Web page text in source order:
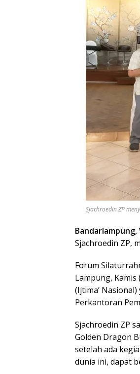
Sjachroedin ZP
Sjachroedin ZP,
Forum
Lampung,
(Ijtima’
Perkantoran
Sjachroedin ZP
Golden Dragon
setelah ada
dunia ini, dapat